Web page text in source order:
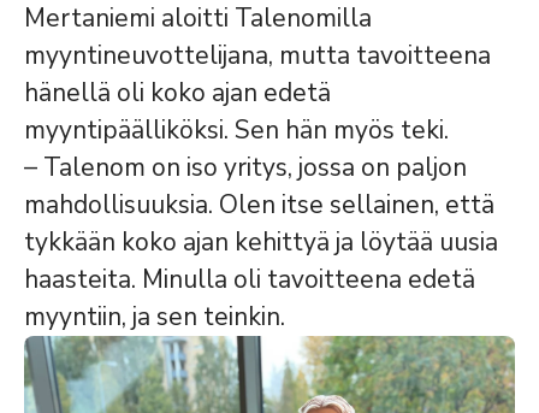
Mertaniemi aloitti Talenomilla
myyntineuvottelijana, mutta tavoitteena
hänellä oli koko ajan edetä
myyntipäälliköksi. Sen hän myös teki.
– Talenom on iso yritys, jossa on paljon
mahdollisuuksia. Olen itse sellainen, että
tykkään koko ajan kehittyä ja löytää uusia
haasteita. Minulla oli tavoitteena edetä
myyntiin, ja sen teinkin.